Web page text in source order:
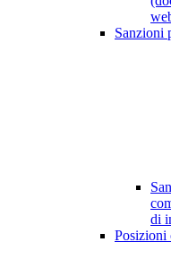
Sanzioni
di
Posizioni